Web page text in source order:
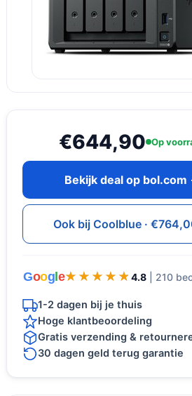
€644,90 Op
Bekijk deal op bol.com
Ook bij Coolblue ·
Goog e★★★★★
★★★★★ 4.8 | 210
1-2 dagen bij je thuis
Hoge klantbeoordeling
Gratis verzending &
30 dagen geld terug garantie